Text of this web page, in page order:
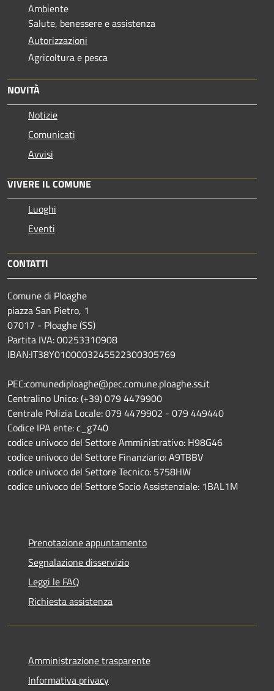
Ambiente
Salute, benessere e assistenza
Autorizzazioni
Agricoltura e pesca
NOVITÀ
Notizie
Comunicati
Avvisi
VIVERE IL COMUNE
Luoghi
Eventi
CONTATTI
Comune di Ploaghe
piazza San Pietro, 1
07017 - Ploaghe (SS)
Partita IVA: 00253310908
IBAN:IT38Y0100003245522300305769
PEC:comunediploaghe@pec.comune.ploaghe.ss.it
Centralino Unico: (+39) 079 4479900
Centrale Polizia Locale: 079 4479902 - 079 449440
Codice IPA ente: c_g740
codice univoco del Settore Amministrativo: H98G46
codice univoco del Settore Finanziario: A9TBBV
codice univoco del Settore Tecnico: 5758HW
codice univoco del Settore Socio Assistenziale: 1BAL1M
Prenotazione appuntamento
Segnalazione disservizio
Leggi le FAQ
Richiesta assistenza
Amministrazione trasparente
Informativa privacy